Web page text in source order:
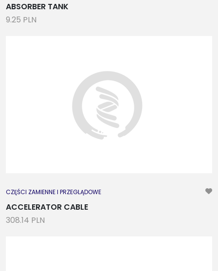
ABSORBER TANK
9.25 PLN
CZĘŚCI ZAMIENNE I PRZEGLĄDOWE
ACCELERATOR CABLE
308.14 PLN